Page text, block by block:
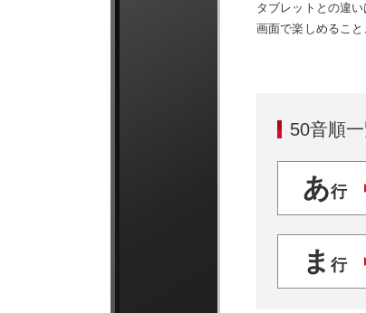
タブレットとの違
画面で楽しめるこ
50音順
あ行
ま行